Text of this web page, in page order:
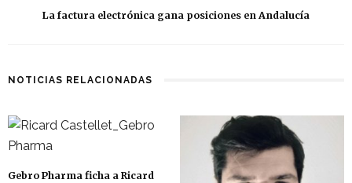
La factura electrónica gana posiciones en Andalucía
NOTICIAS RELACIONADAS
Gebro Pharma ficha a Ricard